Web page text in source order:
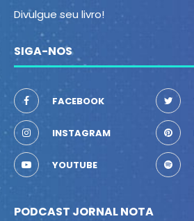
Divulgue seu livro!
SIGA-NOS
FACEBOOK
INSTAGRAM
YOUTUBE
PODCAST JORNAL NOTA